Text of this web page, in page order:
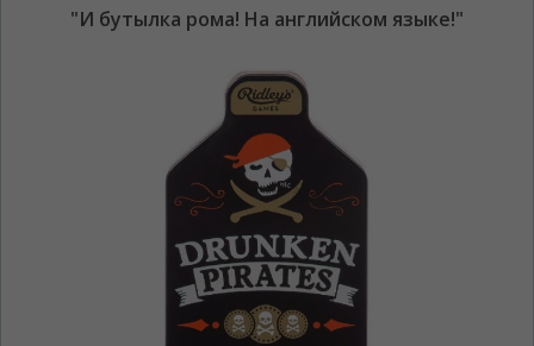
"И бутылка рома! На английском языке!"